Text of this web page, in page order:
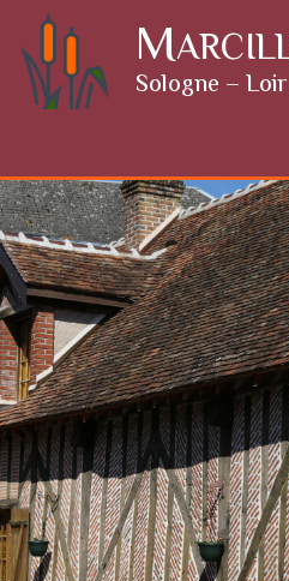
Skip to content M
Sologne –